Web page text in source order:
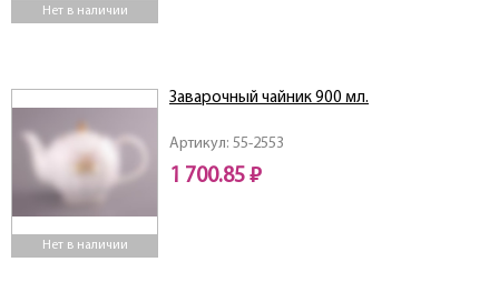
Нет в наличии
Нет в наличии
Артикул: 55-2553
Заварочный чайник 900 мл.
1 700.85 ₽